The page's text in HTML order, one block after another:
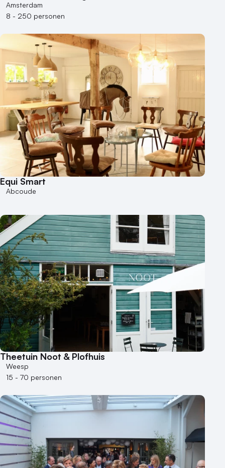
Amsterdam
8 - 250 personen
Equi Smart
Abcoude
Theetuin Noot & Plofhuis
Weesp
15 - 70 personen